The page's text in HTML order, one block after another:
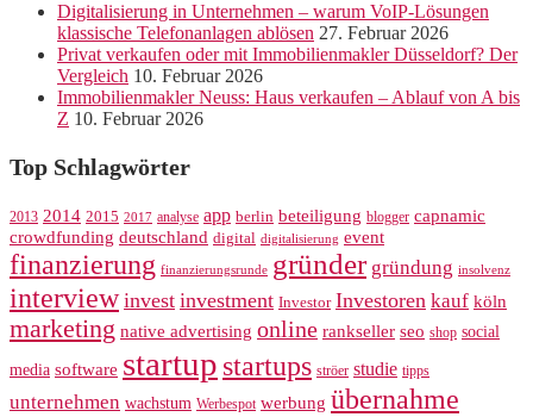
Digitalisierung in Unternehmen – warum VoIP-Lösungen
klassische Telefonanlagen ablösen 27. Februar 2026
Privat verkaufen oder mit Immobilienmakler Düsseldorf? Der
Vergleich 10. Februar 2026
Immobilienmakler Neuss: Haus verkaufen – Ablauf von A bis
Z 10. Februar 2026
Top Schlagwörter
2013 2014 2015 2017 analyse app berlin beteiligung blogger capnamic
crowdfunding deutschland digital digitalisierung event
finanzierung finanzierungsrunde gründer gründung insolvenz
interview invest investment Investor Investoren kauf köln
marketing native advertising online rankseller seo shop social
media software startup startups ströer studie tipps
unternehmen wachstum Werbespot werbung übernahme